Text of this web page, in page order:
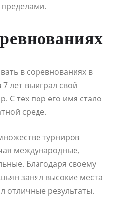
пределами.
в соревнованиях в
лет выиграл свой
С тех пор его имя стало
среде.
турниров
международные,
Благодаря своему
занял высокие места
отличные результаты.